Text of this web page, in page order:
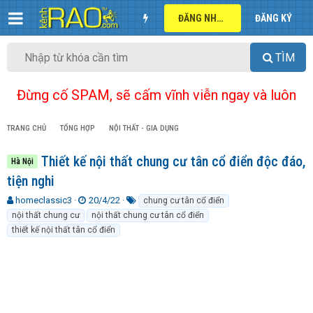
ĐĂNG NHẬP ĐĂNG KÝ
TÌM
Đừng cố SPAM, sẽ cấm vĩnh viễn ngay và luôn
TRANG CHỦ TỔNG HỢP NỘI THẤT - GIA DỤNG
Hà Nội
Thiết kế nội thất chung cư tân cổ điển độc đáo,
tiện nghi
T
h
r
e
homeclassic3
N
g
à
y
20/4/22
ừ
k
chung cư tân cổ điển
nội thất chung cư
nội thất chung cư tân cổ điển
thiết kế nội thất tân cổ điển